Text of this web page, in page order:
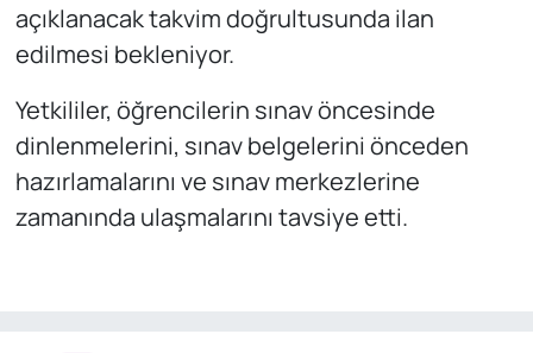
açıklanacak takvim doğrultusunda ilan
edilmesi bekleniyor.
Yetkililer, öğrencilerin sınav öncesinde
dinlenmelerini, sınav belgelerini önceden
hazırlamalarını ve sınav merkezlerine
zamanında ulaşmalarını tavsiye etti.